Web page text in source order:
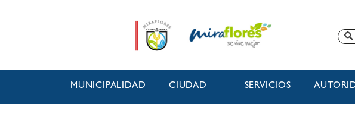
MUNICIPALIDAD CIUDAD SERVICIOS